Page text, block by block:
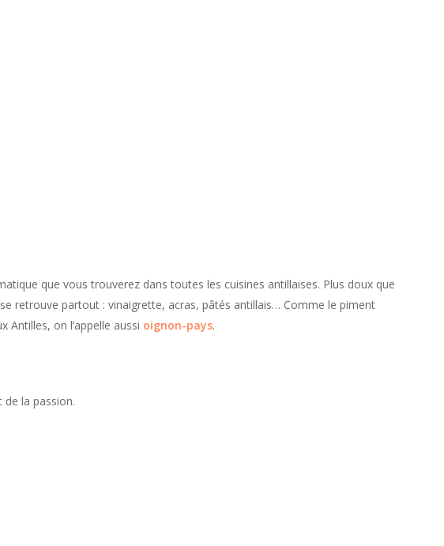
que vous trouverez dans toutes les cuisines antillaises. Plus doux que
retrouve partout : vinaigrette, acras, pâtés antillais… Comme le piment
Antilles, on l’appelle aussi oignon-pays.
de la passion.